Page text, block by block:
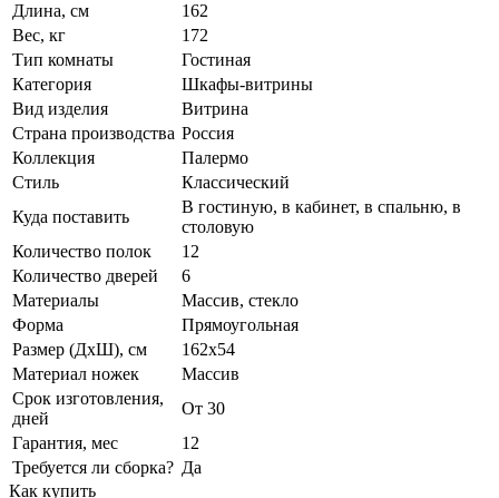
Длина, см
162
Вес, кг
172
Тип комнаты
Гостиная
Категория
Шкафы-витрины
Вид изделия
Витрина
Страна производства Россия
Коллекция
Палермо
Стиль
Классический
Куда поставить
В гостиную, в кабинет, в спальню, в
столовую
Количество полок
12
Количество дверей
6
Материалы
Массив, стекло
Форма
Прямоугольная
Размер (ДхШ), см
162х54
Материал ножек
Массив
Срок изготовления,
дней
От 30
Гарантия, мес
12
Требуется ли сборка? Да
Как купить